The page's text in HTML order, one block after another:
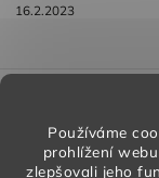
Používáme
prohlížení
zlepšovali jeho
16.2.2023
Reklamace